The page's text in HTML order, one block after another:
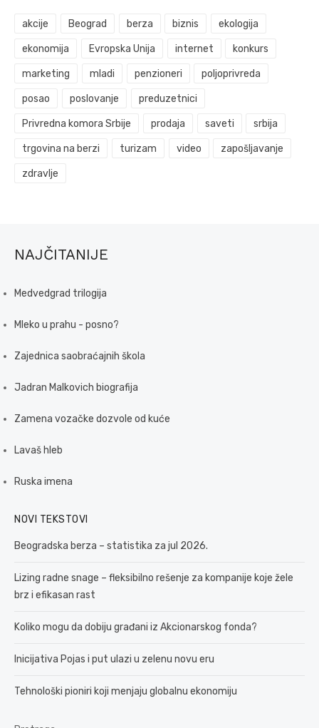
akcije Beograd berza biznis ekologija
ekonomija Evropska Unija internet konkurs
marketing mladi penzioneri poljoprivreda
posao poslovanje preduzetnici
Privredna komora Srbije prodaja saveti srbija
trgovina na berzi turizam video zapošljavanje
zdravlje
NAJČITANIJE
Medvedgrad trilogija
Mleko u prahu - posno?
Zajednica saobraćajnih škola
Jadran Malkovich biografija
Zamena vozačke dozvole od kuće
Lavaš hleb
Ruska imena
NOVI TEKSTOVI
Beogradska berza – statistika za jul 2026.
Lizing radne snage – fleksibilno rešenje za kompanije koje žele
brz i efikasan rast
Koliko mogu da dobiju građani iz Akcionarskog fonda?
Inicijativa Pojas i put ulazi u zelenu novu eru
Tehnološki pioniri koji menjaju globalnu ekonomiju